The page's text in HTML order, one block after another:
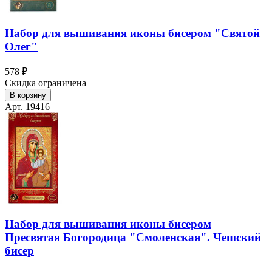
Набор для вышивания иконы бисером "Святой
Олег"
578 ₽
Скидка ограничена
В корзину
Арт. 19416
Набор для вышивания иконы бисером
Пресвятая Богородица "Смоленская". Чешский
бисер